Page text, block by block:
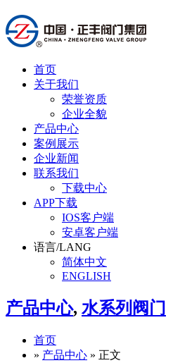
首页
关于我们
荣誉资质
企业全貌
产品中心
案例展示
企业新闻
联系我们
下载中心
APP下载
IOS客户端
安卓客户端
语言/LANG
简体中文
ENGLISH
产品中心, 水系列阀门
首页
» 产品中心 » 正文